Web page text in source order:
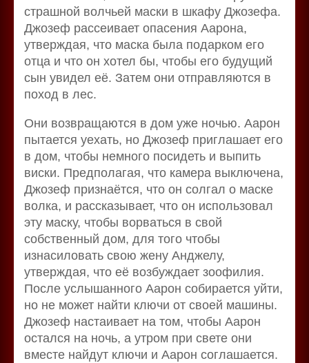
страшной волчьей маски в шкафу Джозефа.
Джозеф рассеивает опасения Аарона,
утверждая, что маска была подарком его
отца и что он хотел бы, чтобы его будущий
сын увидел её. Затем они отправляются в
поход в лес.
Они возвращаются в дом уже ночью. Аарон
пытается уехать, но Джозеф приглашает его
в дом, чтобы немного посидеть и выпить
виски. Предполагая, что камера выключена,
Джозеф признаётся, что он солгал о маске
волка, и рассказывает, что он использовал
эту маску, чтобы ворваться в свой
собственный дом, для того чтобы
изнасиловать свою жену Анджелу,
утверждая, что её возбуждает зоофилия.
После услышанного Аарон собирается уйти,
но не может найти ключи от своей машины.
Джозеф настаивает на том, чтобы Аарон
остался на ночь, а утром при свете они
вместе найдут ключи и Аарон соглашается.